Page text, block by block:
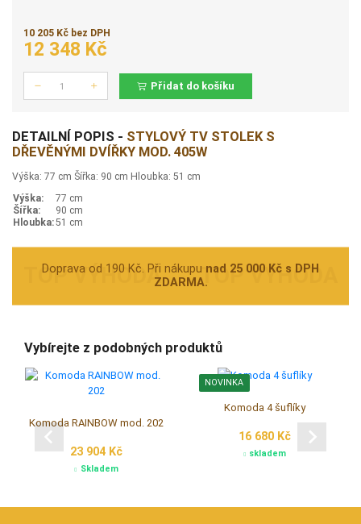
10 205 Kč bez DPH
12 348 Kč
Přidat do košíku
DETAILNÍ POPIS - STYLOVÝ TV STOLEK S
DŘEVĚNÝMI DVÍŘKY MOD. 405W
Výška: 77 cm Šířka: 90 cm Hloubka: 51 cm
Výška:
77 cm
Šířka:
90 cm
Hloubka:51 cm
Doprava od 190 Kč. Při nákupu nad 25 000 Kč s DPH
ZDARMA.
Vybírejte z podobných produktů
Komoda RAINBOW mod. 202
23 904 Kč
Skladem
NOVINKA
Komoda 4 šuflíky
16 680 Kč
skladem